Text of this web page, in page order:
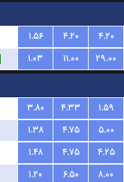
۱.۵۶ ۴.۲۰
۴.۲۰
۱.۰۳ ۱۱.۰۰
۲۹.۰۰
۳.۸۰ ۴.۳۳
۱.۵۹
۱.۳۸ ۴.۷۵
۵.۰۰
۱.۴۸ ۴.۷۵
۴.۲۵
۱.۲۰ ۶.۵۰
۸.۰۰